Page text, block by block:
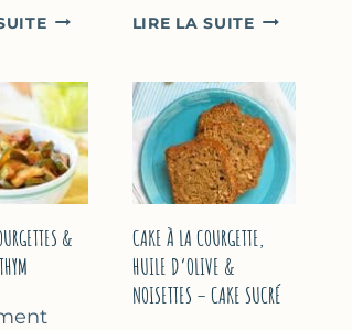
COMME
À
LA
COURGETTE…
LIRE LA SUITEGLACE
FROMAGE
BLANC
(SANS
&
CAKE À LA COURGETTE,
HUILE D’OLIVE &
NOISETTES – CAKE SUCRÉ